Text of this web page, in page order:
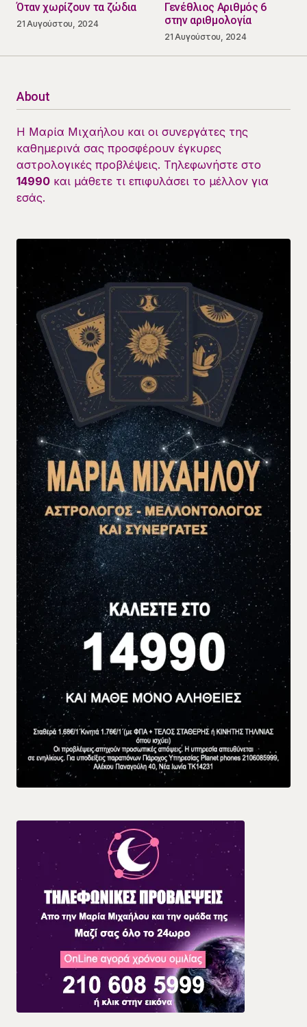
Όταν χωρίζουν τα ζώδια
21 Αυγούστου, 2024
Γενέθλιος Αριθμός 6
στην αριθμολογία
21 Αυγούστου, 2024
About
Η Μαρία Μιχαήλου και οι συνεργάτες της
καθημερινά σας προσφέρουν έγκυρες
αστρολογικές προβλέψεις. Τηλεφωνήστε στο
14990 και μάθετε τι επιφυλάσει το μέλλον για
εσάς.